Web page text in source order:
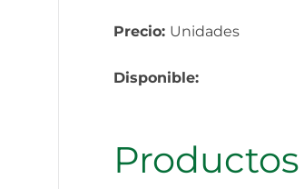
Precio: Unidades
Disponible: